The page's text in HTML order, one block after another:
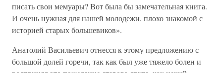
писать свои мемуары? Вот была бы замечательная книга.
И очень нужная для нашей молодежи, плохо знакомой с
историей старых большевиков».
Анатолий Васильевич отнесся к этому предложению с
большой долей горечи, так как был уже тяжело болен и